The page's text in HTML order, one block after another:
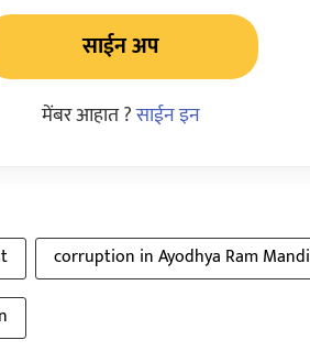
साईन अप
मेंबर आहात ?साईन इन
corruption in Ayodhya Ram